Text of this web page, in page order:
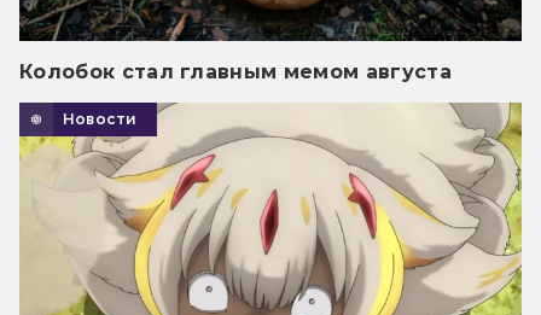
Колобок стал главным мемом августа
Новости